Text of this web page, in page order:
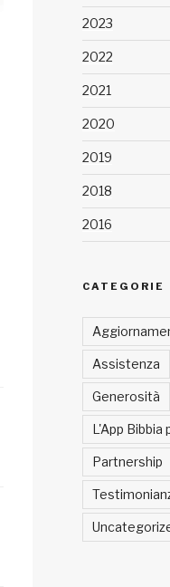
2023
2022
2021
2020
2019
2018
2016
CATEGORIE
Assistenza
Generosità
L'App Bibbia
Partnership